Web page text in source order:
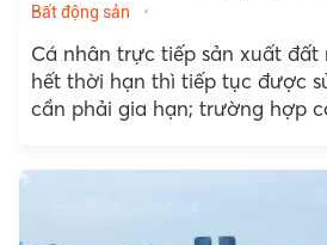
Bất động sản
Cá nhân trực tiếp sản xuất đất
hết thời hạn thì tiếp tục được
cần phải gia hạn; trường hợp